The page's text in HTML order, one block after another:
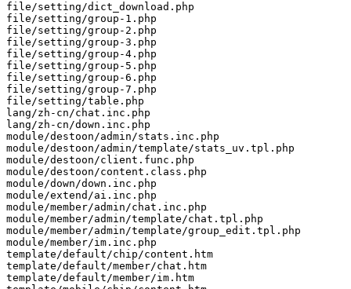
file/setting/dict_download.php
file/setting/group-1.php
file/setting/group-2.php
file/setting/group-3.php
file/setting/group-4.php
file/setting/group-5.php
file/setting/group-6.php
file/setting/group-7.php
file/setting/table.php
lang/zh-cn/chat.inc.php
lang/zh-cn/down.inc.php
module/destoon/admin/stats.inc.php
module/destoon/admin/template/stats_uv.tpl.php
module/destoon/client.func.php
module/destoon/content.class.php
module/down/down.inc.php
module/extend/ai.inc.php
module/member/admin/chat.inc.php
module/member/admin/template/chat.tpl.php
module/member/admin/template/group_edit.tpl.php
module/member/im.inc.php
template/default/chip/content.htm
template/default/member/chat.htm
template/default/member/im.htm